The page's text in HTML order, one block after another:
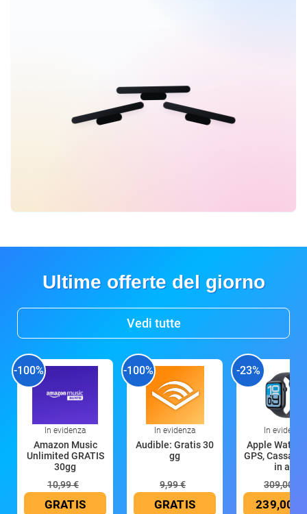
Ultime offerte del giorno
Vedi tutte
-100%
In evidenza
Amazon Music
Unlimited GRATIS
30gg
10,99 €
GRATIS
-100%
In evidenza
Audible: Gratis 30
gg
9,99 €
GRATIS
-23%
In evidenza
Apple Watch
GPS, Cassa
in all
309,00 €
239,00 €